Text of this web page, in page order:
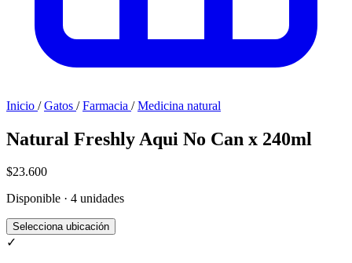
Inicio / Gatos / Farmacia / Medicina natural
Natural Freshly Aqui No Can x 240ml
$23.600
Disponible · 4 unidades
Selecciona ubicación
✓